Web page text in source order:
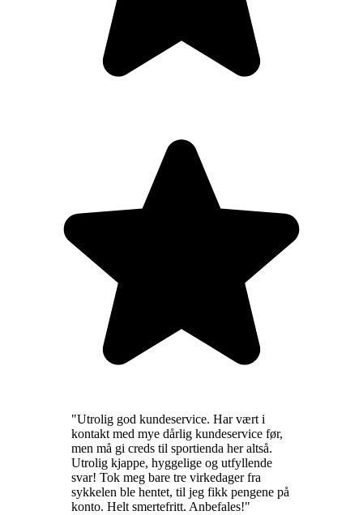
"Utrolig god kundeservice. Har vært i
kontakt med mye dårlig kundeservice før,
men må gi creds til sportienda her altså.
Utrolig kjappe, hyggelige og utfyllende
svar! Tok meg bare tre virkedager fra
sykkelen ble hentet, til jeg fikk pengene på
konto. Helt smertefritt. Anbefales!"